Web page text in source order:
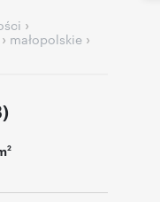
›
› małopolskie ›
2